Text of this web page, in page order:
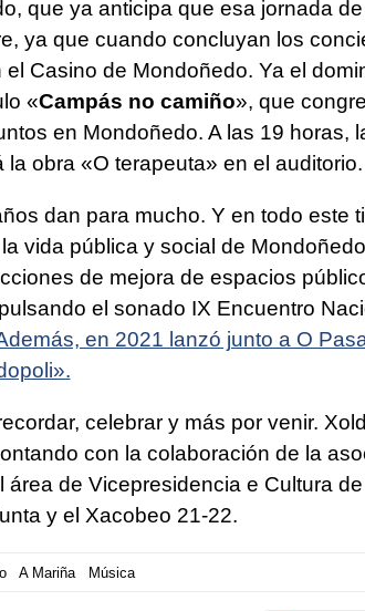
que ya anticipa que esa jornada
ya que cuando concluyan los
el Casino de Mondoñedo. Ya el
«Campás no camiño», que
en Mondoñedo. A las 19 horas,
la obra «O terapeuta» en el auditorio.
dan para mucho. Y en todo este
vida pública y social de
de mejora de espacios
el sonado IX Encuentro
en 2021 lanzó junto a O
celebrar y más por venir.
con la colaboración de la
área de Vicepresidencia e Cultura
y el Xacobeo 21-22.
A Mariña Música